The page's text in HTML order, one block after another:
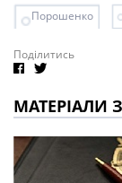
Порошенко
Поділитись
МАТЕРІАЛИ